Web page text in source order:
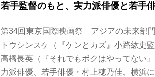
若手監督のもと、実力派俳優と若手
第34回東京国際映画祭 アジアの未来部
トウシンスケ（『ケンとカズ』⼩路紘史
⾼橋⻑英（『それでもボクはやってない
⼒派俳優、若⼿俳優・村上穂乃佳、横浜